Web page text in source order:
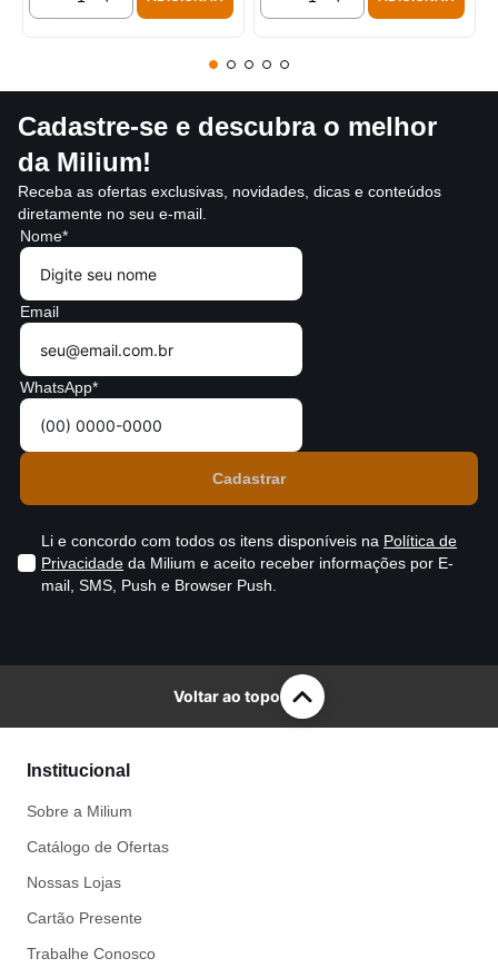
Cadastre-se e descubra o melhor
da Milium!
Receba as ofertas exclusivas, novidades, dicas e conteúdos
diretamente no seu e-mail.
Nome*
Email
WhatsApp*
Li e concordo com todos os itens disponíveis na Política de
Privacidade da Milium e aceito receber informações por E-
mail, SMS, Push e Browser Push.
Voltar ao topo
Institucional
Sobre a Milium
Catálogo de Ofertas
Nossas Lojas
Cartão Presente
Trabalhe Conosco